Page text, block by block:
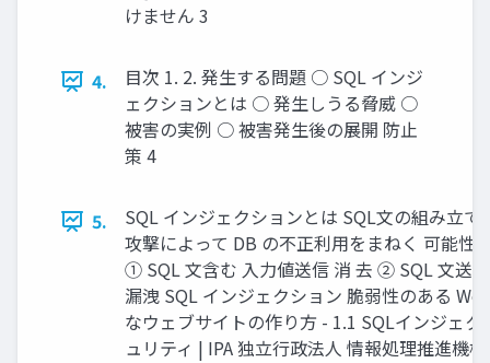
けません 3
4.
目次 1. 2. 発生する問題 ○ SQL インジ
ェクションとは ○ 発生しうる脅威 ○
被害の実例 ○ 被害発生後の展開 防止
策 4
5.
SQL インジェクションとは SQL文の組み立て
攻撃によって DB の不正利用をまねく 可能性
① SQL 文含む 入力値送信 消 去 ② SQL 文送
漏洩 SQL インジェクション 脆弱性のある
なウェブサイトの作り方 - 1.1 SQLインジェ
ュリティ | IPA 独立行政法人 情報処理推進機